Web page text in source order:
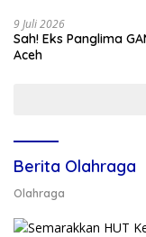
9 Juli 2026
Sah! Eks Panglima
Aceh
Berita Olahraga
Olahraga